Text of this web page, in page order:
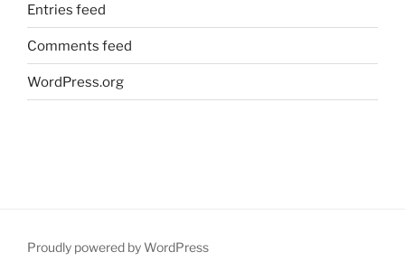
Entries feed
Comments feed
WordPress.org
Proudly powered by WordPress